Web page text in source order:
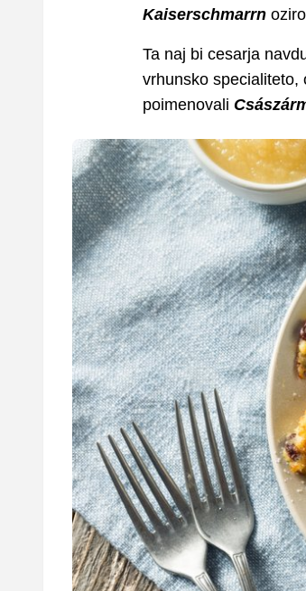
Kaiserschmarrn
Ta naj bi cesarja
vrhunsko specialiteto,
poimenovali